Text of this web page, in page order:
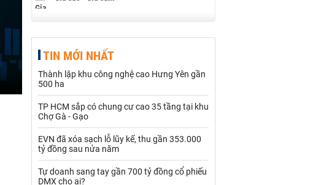
Hạt điều
Khí đốt
Kim loại khác Mắc ca
Muối Ngũ cốc
Nhựa - Hạt nhựa
TIN MỚI NHẤT
Thành lập khu công nghệ cao Hưng Yên gần
500 ha
TP HCM sắp có chung cư cao 35 tầng tại khu
Chợ Gà - Gạo
EVN đã xóa sạch lỗ lũy kế, thu gần 353.000
tỷ đồng sau nửa năm
Tự doanh sang tay gần 700 tỷ đồng cổ phiếu
DMX cho ai?